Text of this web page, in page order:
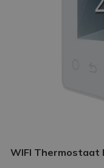
WIFI Thermostaat